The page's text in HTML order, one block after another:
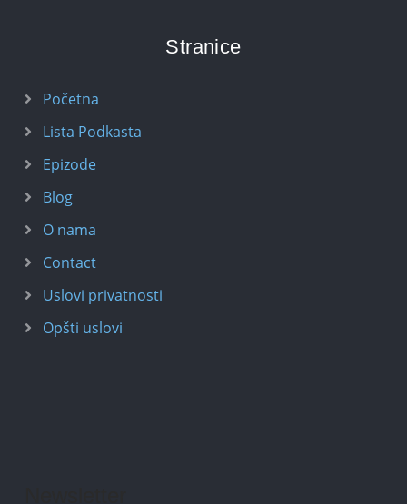
Stranice
Početna
Lista Podkasta
Epizode
Blog
O nama
Contact
Uslovi privatnosti
Opšti uslovi